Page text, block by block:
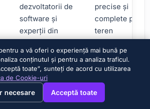
this page in English? ×
dezvoltatorii de
software și
experții din
precise și
complete pe
teren
Toate părțile
interesate din
proiect folosesc
aceeași
Previne
și
neînțelegerile
a vă oferi o experiență mai bună pe
conținutul și pentru a analiza traficul.
toate”, sunteți de acord cu utilizarea
de Cookie-uri
necesare Acceptă toate